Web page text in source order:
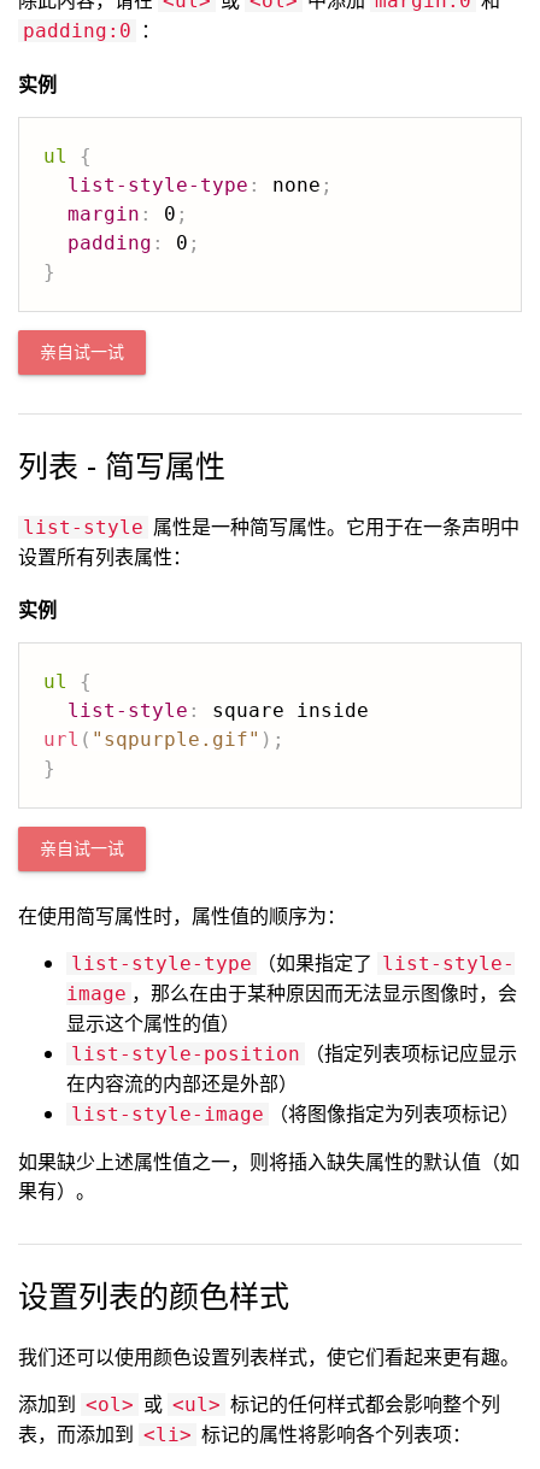
padding:0 ：
实例
ul
{
list-style-type : none ;
margin : 0 ;
padding : 0 ;
}
亲自试一试
列表 - 简写属性
list-style 属性是一种简写属性。它用于在一条声明中
设置所有列表属性：
实例
ul
{
list-style :
url ( "sqpurple.gif" ) ;
}
亲自试一试
在使用简写属性时，属性值的顺序为：
list-style-type （如果指定了 list-style-
image ，那么在由于某种原因而无法显示图像时，会
显示这个属性的值）
list-style-position
（指定列表项标记应显示
在内容流的内部还是外部）
list-style-image
（将图像指定为列表项标记）
如果缺少上述属性值之一，则将插入缺失属性的默认值（如
果有）。
设置列表的颜色样式
我们还可以使用颜色设置列表样式，使它们看起来更有趣。
添加到 <ol> 或 <ul> 标记的任何样式都会影响整个列
表，而添加到 <li> 标记的属性将影响各个列表项：